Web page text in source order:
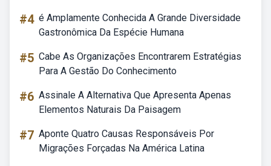
#4 é Amplamente Conhecida A Grande Diversidade
Gastronômica Da Espécie Humana
#5 Cabe As Organizações Encontrarem Estratégias
Para A Gestão Do Conhecimento
#6 Assinale A Alternativa Que Apresenta Apenas
Elementos Naturais Da Paisagem
#7 Aponte Quatro Causas Responsáveis Por
Migrações Forçadas Na América Latina